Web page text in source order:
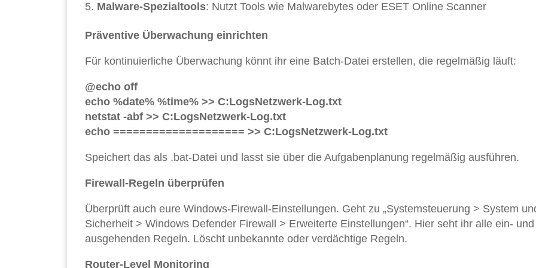
Malware-Spezialtools: Nutzt Tools wie Malwarebytes oder ESET Online Scanner
Präventive Überwachung einrichten
Für kontinuierliche Überwachung könnt ihr eine Batch-Datei erstellen, die regelmäßig läuft:
@echo off
echo %date% %time% >> C:LogsNetzwerk-Log.txt
netstat -abf >> C:LogsNetzwerk-Log.txt
echo ==================== >> C:LogsNetzwerk-Log.txt
Speichert das als .bat-Datei und lasst sie über die Aufgabenplanung regelmäßig ausführen.
Firewall-Regeln überprüfen
Überprüft auch eure Windows-Firewall-Einstellungen. Geht zu „Systemsteuerung > System
Sicherheit > Windows Defender Firewall > Erweiterte Einstellungen“. Hier seht ihr alle ein- und
ausgehenden Regeln. Löscht unbekannte oder verdächtige Regeln.
Router-Level Monitoring